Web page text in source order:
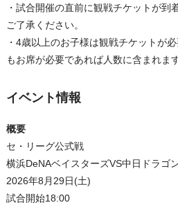
・試合開催の直前に観戦チケットが到
ご了承ください。
・4歳以上のお子様は観戦チケットが
もお席が必要であれば人数に含まれます
イベント情報
概要
セ・リーグ公式戦
横浜DeNAベイスターズVS中日ドラゴ
2026年8月29日(土)
試合開始18:00